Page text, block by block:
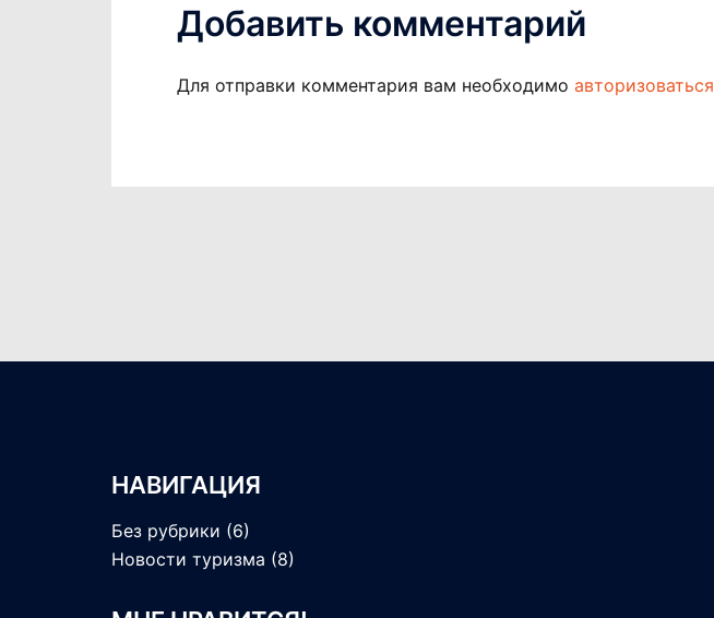
Добавить комментарий
Для отправки комментария вам необходимо авторизоваться
НАВИГАЦИЯ
Без рубрики (6)
Новости туризма (8)